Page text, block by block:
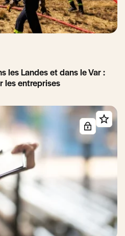
les Landes et dans le Var :
les entreprises